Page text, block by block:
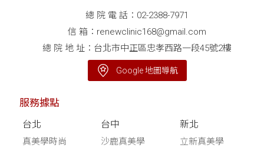
總 院 電 話： 02-2388-7971
信 箱： renewclinic168@gmail.com
總 院 地 址：台北市中正區忠孝西路一段45號2樓
Google 地圖導航
服務據點
台北
真美學時尚
台中
沙鹿真美學
新北
立新真美學